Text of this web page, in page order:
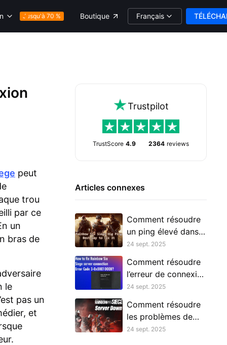
Jusqu'à 70 % Boutique Français
peut
trou
par ce
un
bras de
le
pas un
et
Trustpilot
TrustScore 4.9 2364 reviews
Articles connexes
Comment résoudre
un ping élevé dans
Rainbow Six Siege
24 sept. 2025
Comment résoudre
l’erreur de connexion
au serveur Rainbow
Six Siege code 3-
0x0001000b ?
24 sept. 2025
Comment résoudre
les problèmes de
serveur hors ligne
24 sept. 2025